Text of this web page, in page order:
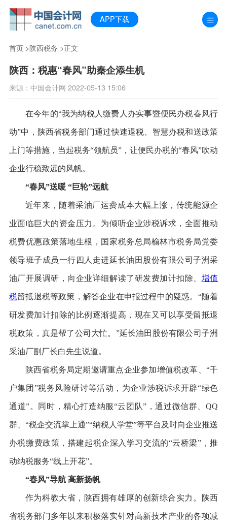
APP下载
首页>陕西税务 >正文
陕西：税惠“春风”助秦企添生机
来源：中国会计网 2022-05-13 15:06
在今年的“我为纳税人缴费人办实事暨便民办税春风行
动”中，陕西省税务部门通过快速退税、智慧办税和送政策
上门等措施，当起税务“领航员”，让便民办税的“春风”吹动
企业行稳致远的风帆。
“春风”送暖 “巨轮”远航
近年来，随着采油厂运费成本大幅上涨，传统能源企
业面临巨大的资金压力。为倾听企业涉税诉求，全面推动
税费优惠政策落地生根，国家税务总局榆林市税务局党委
领导班子成员一行四人走进延长油田股份有限公司子洲采
油厂开展调研，向企业详细解读了研发费加计扣除、 增值
税留抵退税等政策，解答企业在申报过程中的疑惑。“随着
研发费加计扣除的比例逐渐提高，现在又可以享受留抵退
税政策，真是帮了公司大忙。”延长油田股份有限公司子洲
采油厂副厂长白先生说道。
陕西省税务局定期邀请重点企业参加增值税改革、“千
户集团”税务风险研讨等活动，为企业涉税诉求开辟“绿色
通道”。同时，精心打造纳服“云团队”，通过微信群、QQ
群、“税企交流掌上通”“纳税人学堂”等平台及时向企业推送
办税缴费政策，搭建起税企深入学习交流的“云桥梁”，推
动纳税服务“线上开花”。
“春风”导航 高新扬帆
作为科教大省，陕西拥有雄厚的创新综合实力。陕西
省税务部门多年以来积极落实针对高新技术产业的各项减